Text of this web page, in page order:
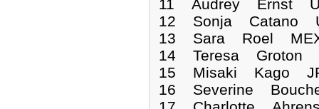
11 Audrey Ernst
12 Sonja Catano
13 Sara Roel
14 Teresa Groton
15 Misaki Kago
16 Severine